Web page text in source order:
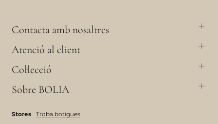
Contacta amb nosaltres
Atenció al client
Col·lecció
Sobre BOLIA
Stores Troba botigues